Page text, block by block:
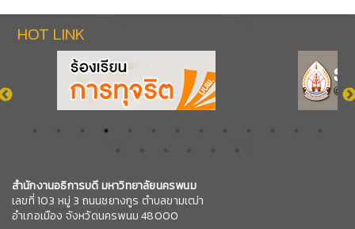
HOT LINK
สำนักงานอธิการบดี มหาวิทยาลัยนครพนม
เลขที่ 103 หมู่ 3 ถนนชยางกูร ตำบลขามเฒ่า
อำเภอเมือง จังหวัดนครพนม 48000